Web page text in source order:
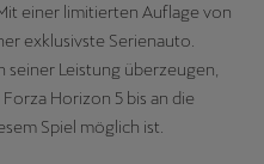
einer limitierten Auflage von
exklusivste Serienauto.
seiner Leistung überzeugen,
Horizon 5 bis an die
Spiel möglich ist.